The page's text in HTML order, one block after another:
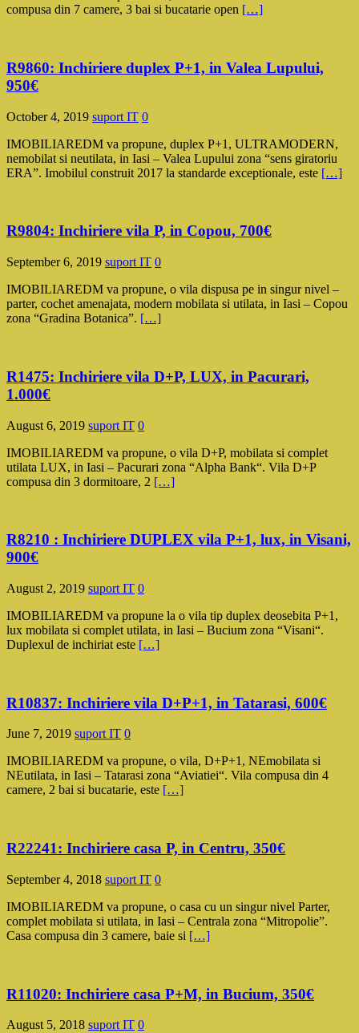
compusa din 7 camere, 3 bai si bucatarie open […]
R9860: Inchiriere duplex P+1, in Valea Lupului,
950€
October 4, 2019 suport IT 0
IMOBILIAREDM va propune, duplex P+1, ULTRAMODERN,
nemobilat si neutilata, in Iasi – Valea Lupului zona “sens giratoriu
ERA”. Imobilul construit 2017 la standarde exceptionale, este […]
R9804: Inchiriere vila P, in Copou, 700€
September 6, 2019 suport IT 0
IMOBILIAREDM va propune, o vila dispusa pe in singur nivel –
parter, cochet amenajata, modern mobilata si utilata, in Iasi – Copou
zona “Gradina Botanica”. […]
R1475: Inchiriere vila D+P, LUX, in Pacurari,
1.000€
August 6, 2019 suport IT 0
IMOBILIAREDM va propune, o vila D+P, mobilata si complet
utilata LUX, in Iasi – Pacurari zona “Alpha Bank“. Vila D+P
compusa din 3 dormitoare, 2 […]
R8210 : Inchiriere DUPLEX vila P+1, lux, in Visani,
900€
August 2, 2019 suport IT 0
IMOBILIAREDM va propune la o vila tip duplex deosebita P+1,
lux mobilata si complet utilata, in Iasi – Bucium zona “Visani“.
Duplexul de inchiriat este […]
R10837: Inchiriere vila D+P+1, in Tatarasi, 600€
June 7, 2019 suport IT 0
IMOBILIAREDM va propune, o vila, D+P+1, NEmobilata si
NEutilata, in Iasi – Tatarasi zona “Aviatiei“. Vila compusa din 4
camere, 2 bai si bucatarie, este […]
R22241: Inchiriere casa P, in Centru, 350€
September 4, 2018 suport IT 0
IMOBILIAREDM va propune, o casa cu un singur nivel Parter,
complet mobilata si utilata, in Iasi – Centrala zona “Mitropolie”.
Casa compusa din 3 camere, baie si […]
R11020: Inchiriere casa P+M, in Bucium, 350€
August 5, 2018 suport IT 0